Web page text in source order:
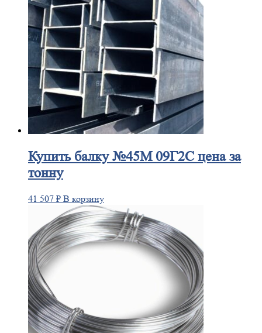
Купитьбалку №45М 09Г2С цена за
тонну
41 507 ₽ В корзину